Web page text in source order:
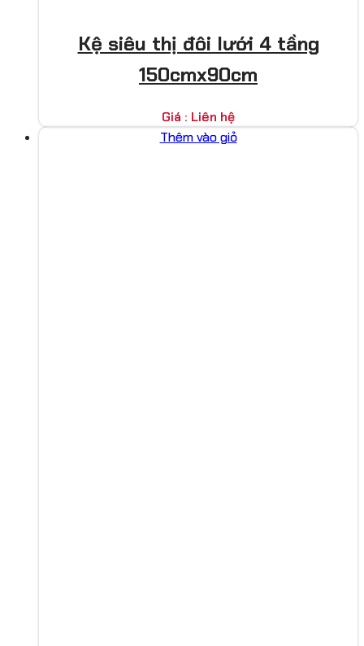
Kệ siêu thị đôi lưới 4 tầng
150cmx90cm
Giá : Liên hệ
Thêm vào giỏ